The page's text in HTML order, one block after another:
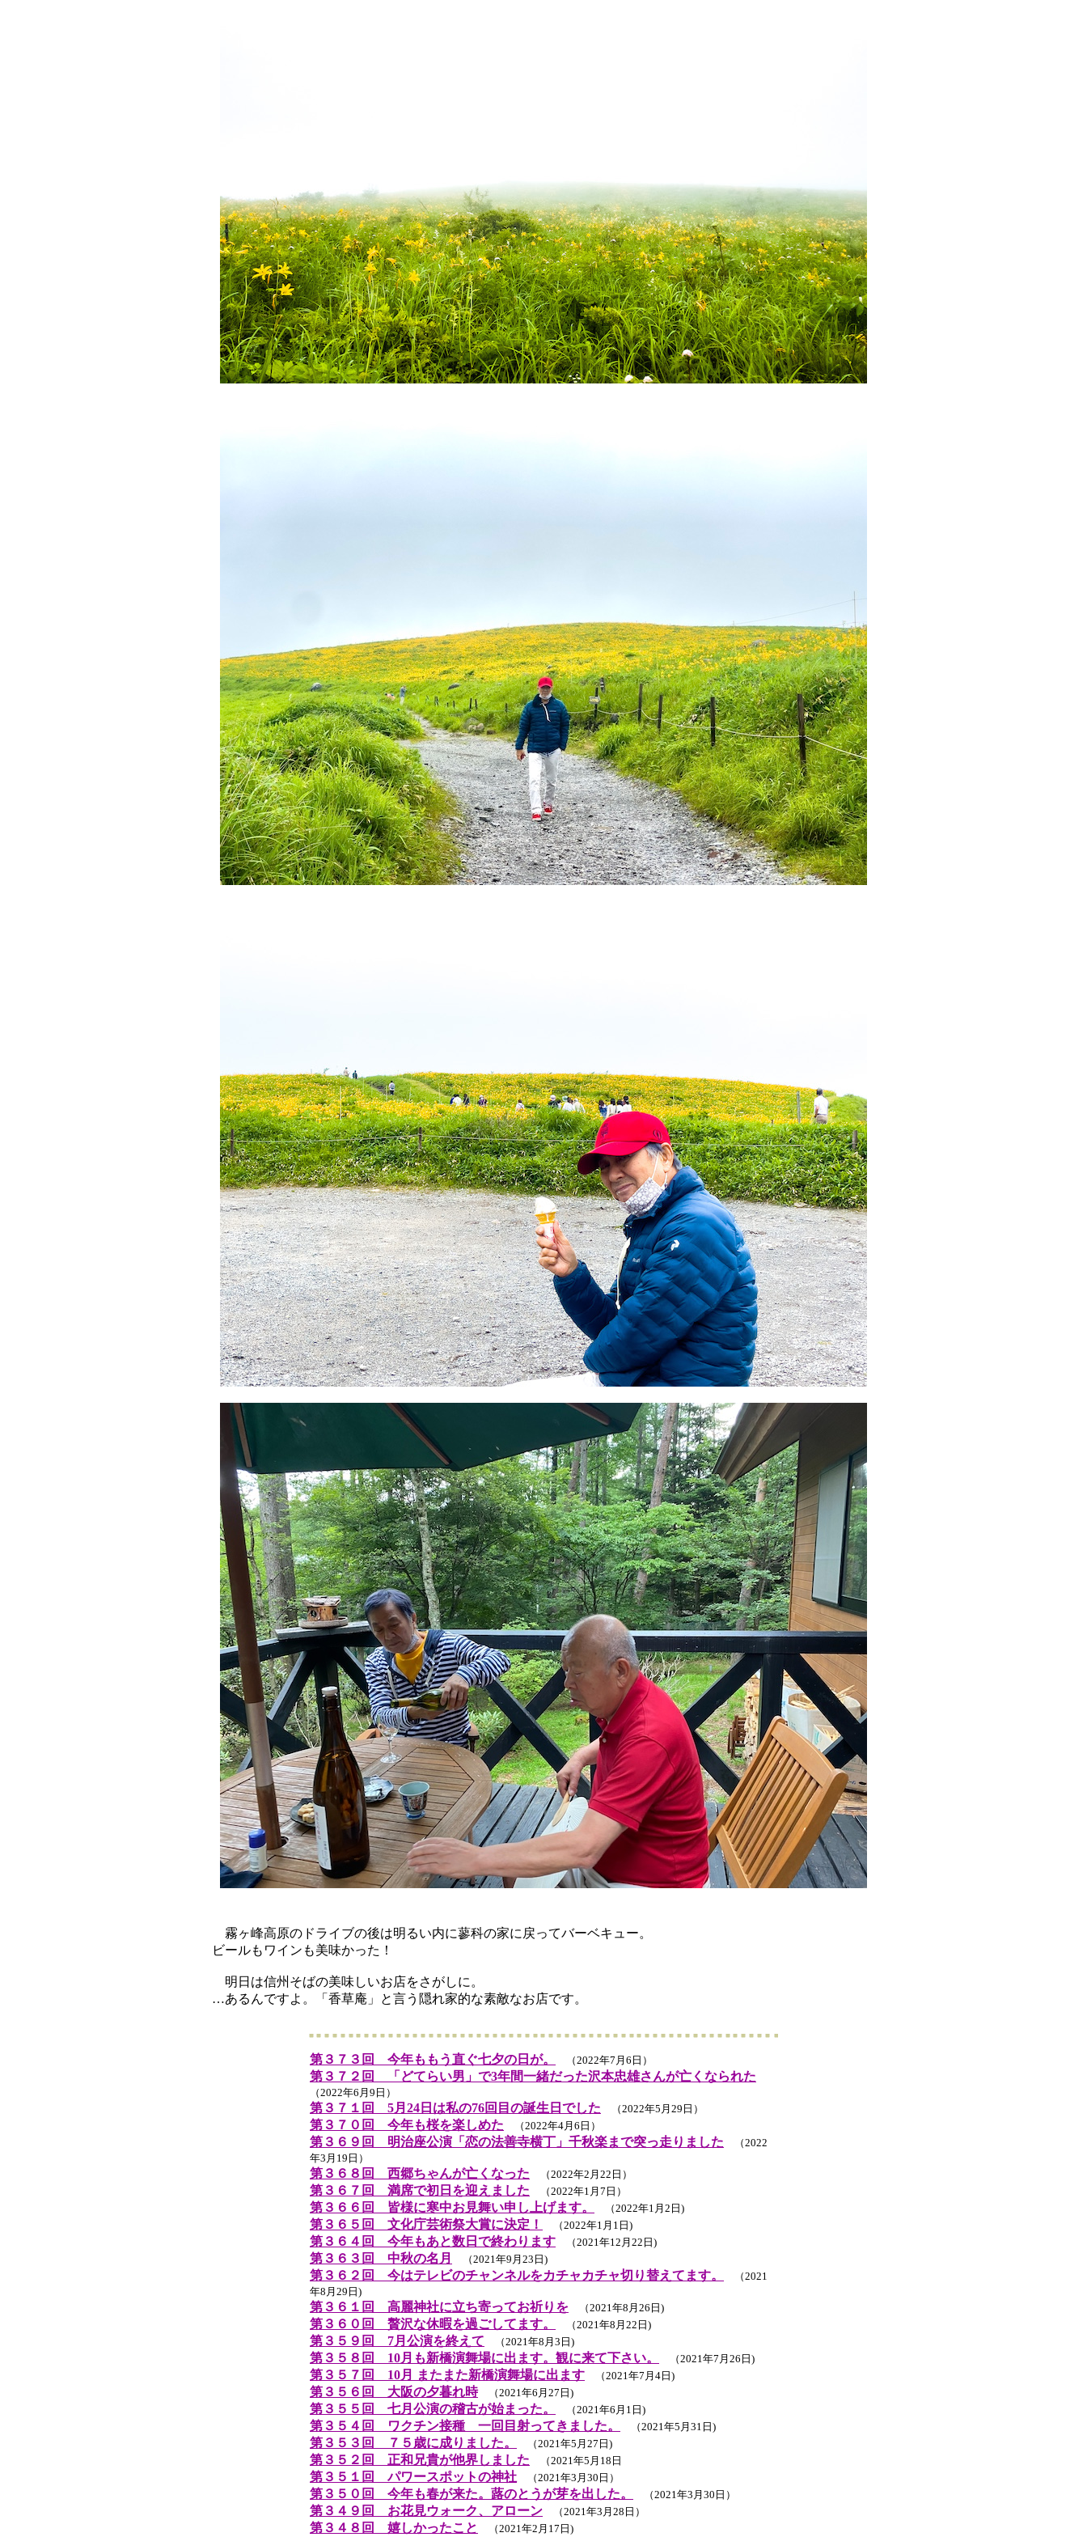
霧ヶ峰高原のドライブの後は明るい内に蓼科の家に戻ってバーベキュー。
ビールもワインも美味かった！
明日は信州そばの美味しいお店をさがしに。
…あるんですよ。「香草庵」と言う隠れ家的な素敵なお店です。
第３７３回 今年ももう直ぐ七夕の日が。 （2022年7月6日）
第３７２回 「どてらい男」で3年間一緒だった沢本忠雄さんが亡くなられた
（2022年6月9日）
第３７１回 5月24日は私の76回目の誕生日でした （2022年5月29日）
第３７０回 今年も桜を楽しめた （2022年4月6日）
第３６９回 明治座公演「恋の法善寺横丁」千秋楽まで突っ走りました （2022
年3月19日）
第３６８回 西郷ちゃんが亡くなった （2022年2月22日）
第３６７回 満席で初日を迎えました （2022年1月7日）
第３６６回 皆様に寒中お見舞い申し上げます。 （2022年1月2日)
第３６５回 文化庁芸術祭大賞に決定！ （2022年1月1日)
第３６４回 今年もあと数日で終わります （2021年12月22日)
第３６３回 中秋の名月 （2021年9月23日)
第３６２回 今はテレビのチャンネルをカチャカチャ切り替えてます。
（2021
年8月29日)
第３６１回 高麗神社に立ち寄ってお祈りを （2021年8月26日)
第３６０回 贅沢な休暇を過ごしてます。 （2021年8月22日)
第３５９回 7月公演を終えて （2021年8月3日)
第３５８回 10月も新橋演舞場に出ます。観に来て下さい。 （2021年7月26日)
第３５７回 10月 またまた新橋演舞場に出ます （2021年7月4日)
第３５６回 大阪の夕暮れ時（2021年6月27日)
第３５５回 七月公演の稽古が始まった。 （2021年6月1日)
第３５４回 ワクチン接種 一回目射ってきました。 （2021年5月31日)
第３５３回 ７５歳に成りました。 （2021年5月27日)
第３５２回 正和兄貴が他界しました （2021年5月18日
第３５１回 パワースポットの神社 （2021年3月30日）
第３５０回 今年も春が来た。蕗のとうが芽を出した。 （2021年3月30日）
第３４９回 お花見ウォーク、アローン （2021年3月28日）
第３４８回 嬉しかったこと （2021年2月17日)